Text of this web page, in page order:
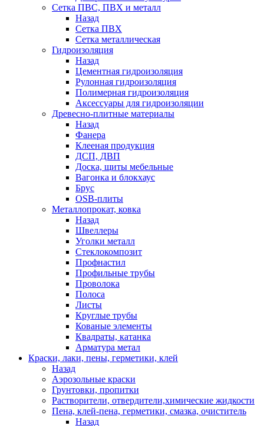
Сетка ПВС, ПВХ и металл
Назад
Сетка ПВХ
Сетка металлическая
Гидроизоляция
Назад
Цементная гидроизоляция
Рулонная гидроизоляция
Полимерная гидроизоляция
Аксессуары для гидроизоляции
Древесно-плитные материалы
Назад
Фанера
Клееная продукция
ДСП, ДВП
Доска, щиты мебельные
Вагонка и блокхаус
Брус
OSB-плиты
Металлопрокат, ковка
Назад
Швеллеры
Уголки металл
Стеклокомпозит
Профнастил
Профильные трубы
Проволока
Полоса
Листы
Круглые трубы
Кованые элементы
Квадраты, катанка
Арматура метал
Краски, лаки, пены, герметики, клей
Назад
Аэрозольные краски
Грунтовки, пропитки
Растворители, отвердители,химические жидкости
Пена, клей-пена, герметики, смазка, очиститель
Назад